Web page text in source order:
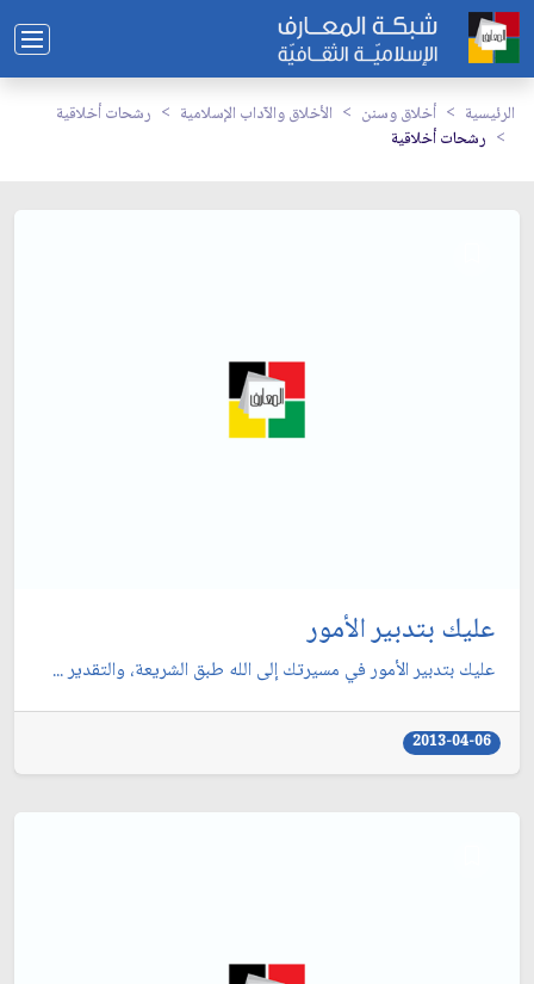
الرئيسية أخلاق وسنن الأخلاق والآداب الإسلامية
رشحات أخلاقية
رشحات أخلاقية
عليك بتدبير الأمور
عليك بتدبير الأمور في مسيرتك إلى الله طبق الشريعة، والتقدير ...
2013-04-06